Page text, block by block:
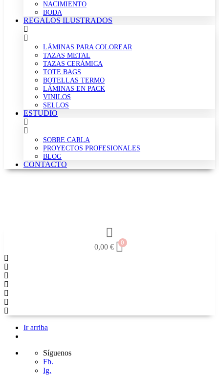
NACIMIENTO
BODA
REGALOS ILUSTRADOS
LÁMINAS PARA COLOREAR
TAZAS METAL
TAZAS CERÁMICA
TOTE BAGS
BOTELLAS TERMO
LÁMINAS EN PACK
VINILOS
SELLOS
ESTUDIO
SOBRE CARLA
PROYECTOS PROFESIONALES
BLOG
CONTACTO
0,00 €
0
Ir arriba
Síguenos
Fb.
Ig.